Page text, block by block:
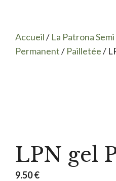
Accueil/ La Patrona Semi
Permanent/ Pailletée/
LPN gel
9.50€